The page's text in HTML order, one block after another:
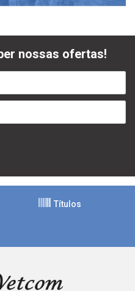
nossas ofertas!
Títulos